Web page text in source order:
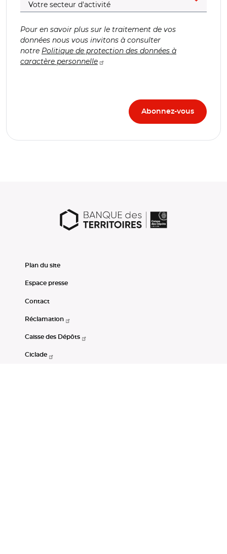
Pour en savoir plus sur le traitement de vos
données nous vous invitons à consulter
notre Politique de protection des données à
caractère personnelle
Plan du site
Espace presse
Contact
Réclamation
Caisse des Dépôts
Ciclade